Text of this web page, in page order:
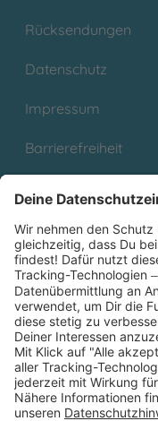
Rücksendungen
Datenschutz
Impressum
Barrierefreiheit
Partnerprogramm
Folge uns auf
*
Deutschlands